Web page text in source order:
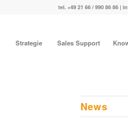
tel. +49 21 66 / 990 86 86 |
Strategie Sales Support
News